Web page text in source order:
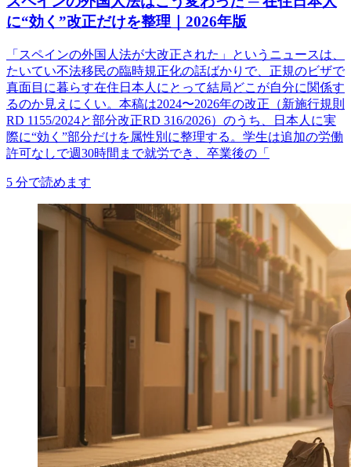
に“効く”改正だけを整理｜2026年版
「スペインの外国人法が大改正された」というニュースは、
たいてい不法移民の臨時規正化の話ばかりで、正規のビザで
真面目に暮らす在住日本人にとって結局どこが自分に関係す
るのか見えにくい。本稿は2024〜2026年の改正（新施行規則
RD 1155/2024と部分改正RD 316/2026）のうち、日本人に実
際に“効く”部分だけを属性別に整理する。学生は追加の労働
許可なしで週30時間まで就労でき、卒業後の「
5 分で読めます